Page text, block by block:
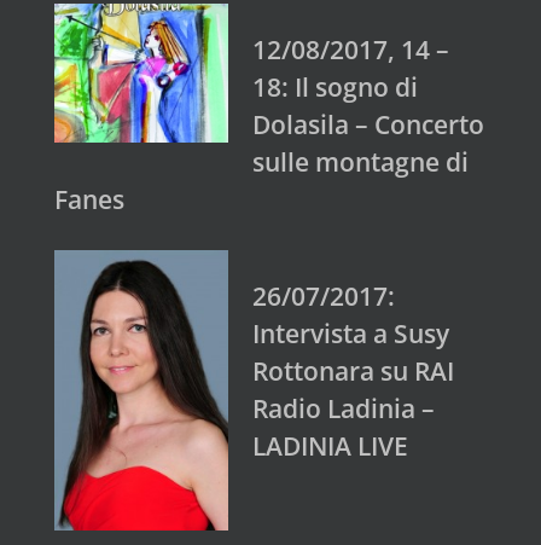
12/08/2017, 14 –
18: Il sogno di
Dolasila – Concerto
sulle montagne di
Fanes
26/07/2017:
Intervista a Susy
Rottonara su RAI
Radio Ladinia –
LADINIA LIVE